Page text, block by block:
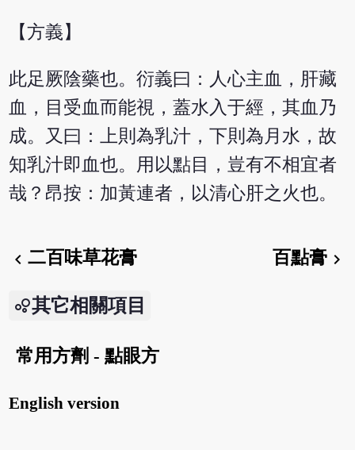
【方義】
此足厥陰藥也。衍義曰：人心主血，肝藏
血，目受血而能視，蓋水入于經，其血乃
成。又曰：上則為乳汁，下則為月水，故
知乳汁即血也。用以點目，豈有不相宜者
哉？昂按：加黃連者，以清心肝之火也。
chevron_left二百味草花膏 百點膏chevron_right
其它相關項目
常用方劑 - 點眼方
English version